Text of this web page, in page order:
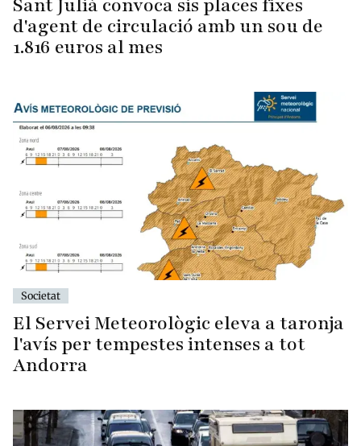
d'agent de circulació amb un sou de
1.816 euros al mes
Societat
El Servei Meteorològic eleva a taronja
l'avís per tempestes intenses a tot
Andorra